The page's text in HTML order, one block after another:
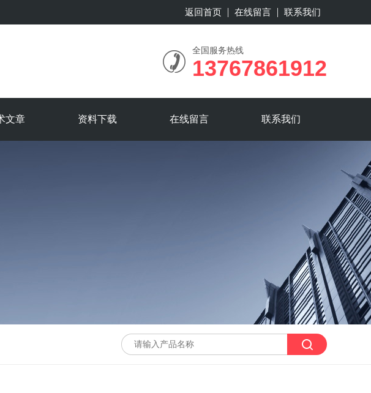
返回首页 在线留言 联系我们
全国服务热线
13767861912
文章 资料下载 在线留言 联系我们